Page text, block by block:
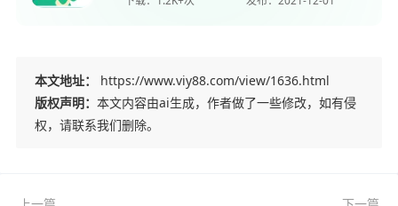
本文地址：
https://www.viy88.com/view/1636.html
版权声明： 本文内容由ai生成，作者做了一些修改，如有侵
权，请联系我们删除。